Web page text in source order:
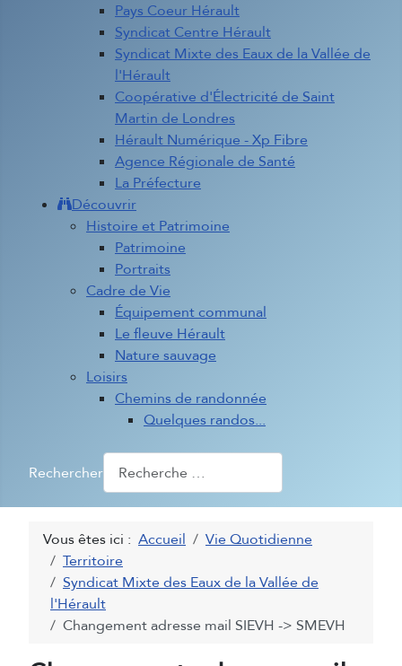
Pays Coeur Hérault
Syndicat Centre Hérault
Syndicat Mixte des Eaux de la Vallée de
l'Hérault
Coopérative d'Électricité de Saint
Martin de Londres
Hérault Numérique - Xp Fibre
Agence Régionale de Santé
La Préfecture
Découvrir
Histoire et Patrimoine
Patrimoine
Portraits
Cadre de Vie
Équipement communal
Le fleuve Hérault
Nature sauvage
Loisirs
Chemins de randonnée
Quelques randos...
Rechercher
Vous êtes ici : Accueil
Vie Quotidienne
Territoire
Syndicat Mixte des Eaux de la Vallée de
l'Hérault
Changement adresse mail SIEVH -> SMEVH